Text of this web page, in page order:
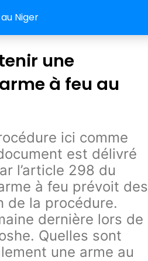
Niger
une
à feu au
ici comme
est délivré
l’article 298 du
à feu prévoit des
de la procédure.
dernière lors de
Quelles sont
une arme au